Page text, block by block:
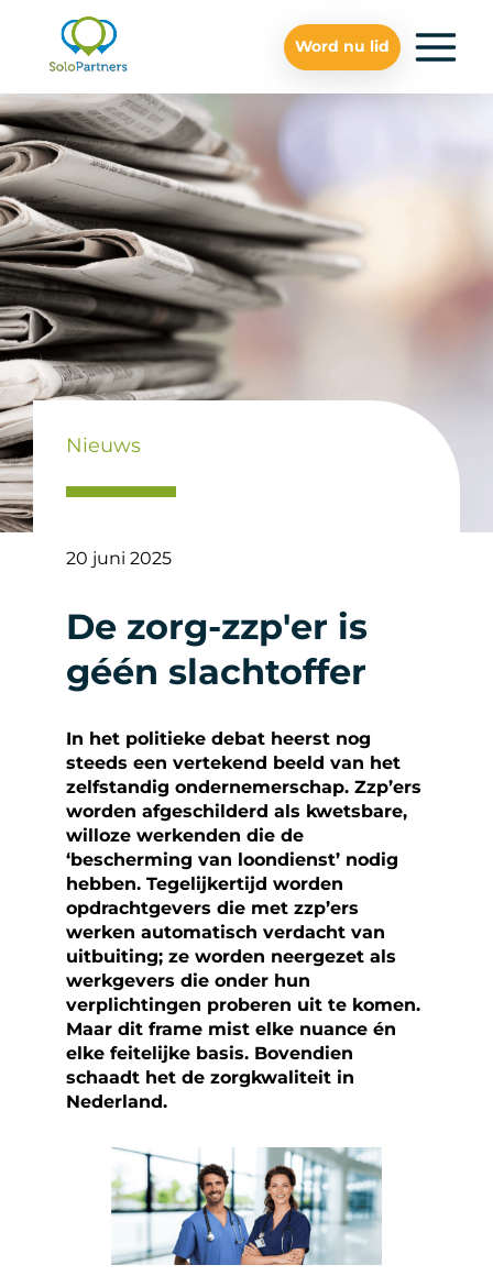
Word nu lid
Nieuws
20 juni 2025
De zorg-zzp'er is
géén slachtoffer
In het politieke debat heerst nog
steeds een vertekend beeld van het
zelfstandig ondernemerschap. Zzp’ers
worden afgeschilderd als kwetsbare,
willoze werkenden die de
‘bescherming van loondienst’ nodig
hebben. Tegelijkertijd worden
opdrachtgevers die met zzp’ers
werken automatisch verdacht van
uitbuiting; ze worden neergezet als
werkgevers die onder hun
verplichtingen proberen uit te komen.
Maar dit frame mist elke nuance én
elke feitelijke basis. Bovendien
schaadt het de zorgkwaliteit in
Nederland.